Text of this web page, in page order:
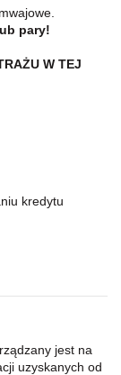
pary!
W TEJ
kredytu
jest na
uzyskanych od